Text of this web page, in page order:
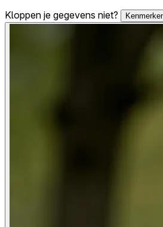
Kloppen je gegevens niet?